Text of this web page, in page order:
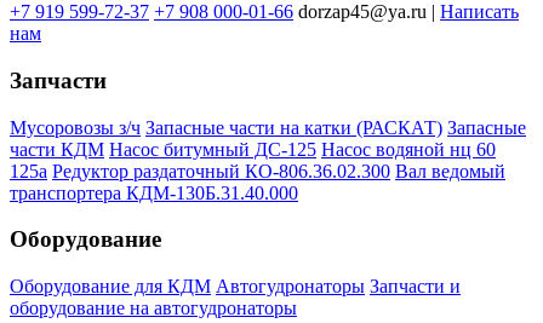
+7 919 599-72-37 +7 908 000-01-66 dorzap45@ya.ru | Написать
нам
Запчасти
Мусоровозы з/ч Запасные части на катки (РАСКАТ) Запасные
части КДМ Насос битумный ДС-125 Насос водяной нц 60
125а Редуктор раздаточный КО-806.36.02.300 Вал ведомый
транспортера КДМ-130Б.31.40.000
Оборудование
Оборудование для КДМ Автогудронаторы Запчасти и
оборудование на автогудронаторы